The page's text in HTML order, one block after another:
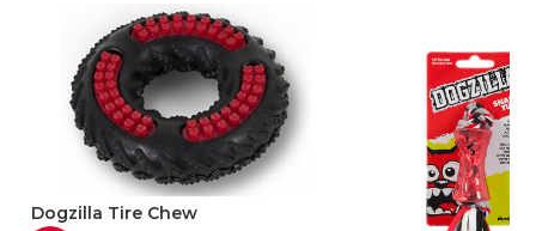
Dogzilla Tire Chew